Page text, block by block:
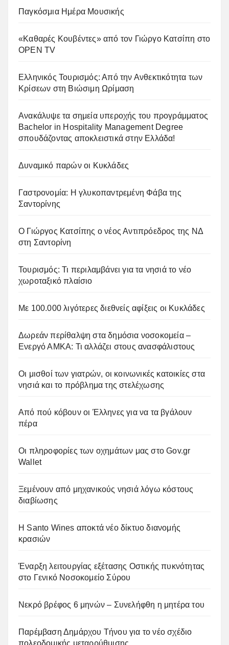
Παγκόσμια Ημέρα Μουσικής
«Καθαρές Κουβέντες» από τον Γιώργο Κατσίπη στο
OPEN TV
Ελληνικός Τουρισμός: Από την Ανθεκτικότητα των
Κρίσεων στη Βιώσιμη Ωρίμαση
Ανακάλυψε τα σημεία υπεροχής του προγράμματος
Bachelor in Hospitality Management Degree
σπουδάζοντας αποκλειστικά στην Ελλάδα!
Δυναμικό παρών οι Κυκλάδες
Γαστρονομία: Η γλυκοπαντρεμένη Φάβα της
Σαντορίνης
Ο Γιώργος Κατσίπης ο νέος Αντιπρόεδρος της ΝΔ
στη Σαντορίνη
Τουρισμός: Τι περιλαμβάνει για τα νησιά το νέο
χωροταξικό πλαίσιο
Με 100.000 λιγότερες διεθνείς αφίξεις οι Κυκλάδες
Δωρεάν περίθαλψη στα δημόσια νοσοκομεία –
Ενεργό ΑΜΚΑ: Τι αλλάζει στους ανασφάλιστους
Οι μισθοί των γιατρών, οι κοινωνικές κατοικίες στα
νησιά και το πρόβλημα της στελέχωσης
Από πού κόβουν οι Έλληνες για να τα βγάλουν
πέρα
Οι πληροφορίες των οχημάτων μας στο Gov.gr
Wallet
Ξεμένουν από μηχανικούς νησιά λόγω κόστους
διαβίωσης
Η Santo Wines αποκτά νέο δίκτυο διανομής
κρασιών
Έναρξη λειτουργίας εξέτασης Οστικής πυκνότητας
στο Γενικό Νοσοκομείο Σύρου
Νεκρό βρέφος 6 μηνών – Συνελήφθη η μητέρα του
Παρέμβαση Δημάρχου Τήνου για το νέο σχέδιο